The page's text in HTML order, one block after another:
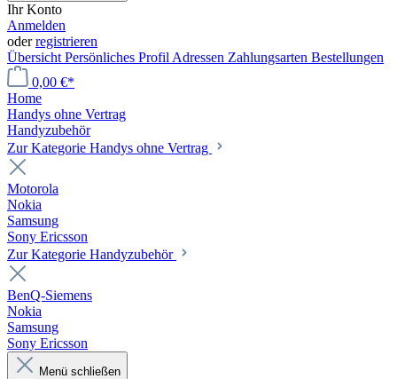
Ihr Konto
Anmelden
oderregistrieren
Übersicht Persönliches Profil Adressen Zahlungsarten Bestellungen
0,00 €*
Home
Handys ohne Vertrag
Handyzubehör
Zur Kategorie Handys ohne Vertrag
Motorola
Nokia
Samsung
Sony Ericsson
Zur Kategorie Handyzubehör
BenQ-Siemens
Nokia
Samsung
Sony Ericsson
Menü schließen